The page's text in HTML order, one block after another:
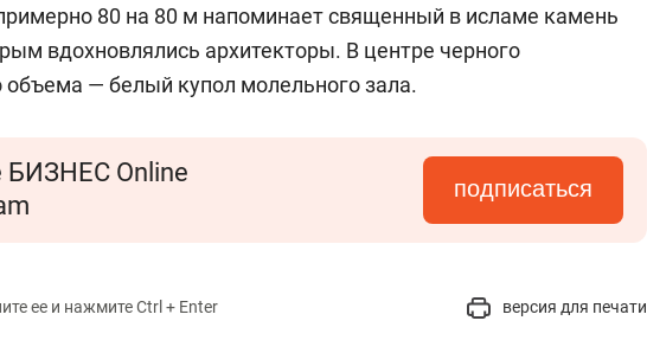
80 на 80 м напоминает священный в исламе камень
вдохновлялись архитекторы. В центре черного
объема — белый купол молельного зала.
БИЗНЕС Online
подписаться
ее и нажмите Ctrl + Enter версия для печати